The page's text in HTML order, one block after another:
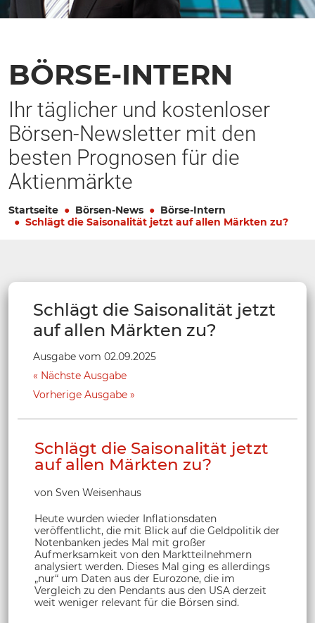
BÖRSE-INTERN
Ihr täglicher und kostenloser
Börsen-Newsletter mit den
besten Prognosen für die
Aktienmärkte
Startseite Börsen-News
Börse-Intern
Schlägt die Saisonalität jetzt auf allen Märkten zu?
Schlägt die Saisonalität jetzt
auf allen Märkten zu?
Ausgabe vom 02.09.2025
Nächste Ausgabe
Vorherige Ausgabe
Schlägt die Saisonalität jetzt
auf allen Märkten zu?
von Sven Weisenhaus
Heute wurden wieder Inflationsdaten
veröffentlicht, die mit Blick auf die Geldpolitik der
Notenbanken jedes Mal mit großer
Aufmerksamkeit von den Marktteilnehmern
analysiert werden. Dieses Mal ging es allerdings
„nur“ um Daten aus der Eurozone, die im
Vergleich zu den Pendants aus den USA derzeit
weit weniger relevant für die Börsen sind.